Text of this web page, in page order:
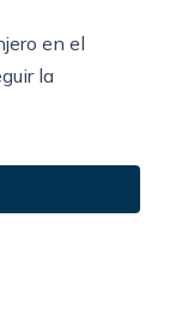
en el
la